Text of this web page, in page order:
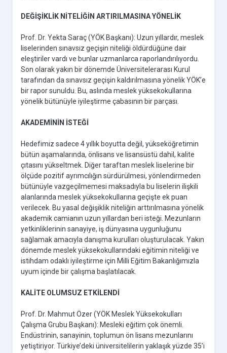
DEĞİŞİKLİK NİTELİĞİN ARTIRILMASINA YÖNELİK
Prof. Dr. Yekta Saraç (YÖK Başkanı): Uzun yıllardır, meslek
liselerinden sınavsız geçişin niteliği öldürdüğüne dair
eleştiriler vardı ve bunlar uzmanlarca raporlandırılıyordu.
Son olarak yakın bir dönemde Üniversitelerarası Kurul
tarafından da sınavsız geçişin kaldırılmasına yönelik YÖK’e
bir rapor sunuldu. Bu, aslında meslek yüksekokullarına
yönelik bütünüyle iyileştirme çabasının bir parçası.
AKADEMİNİN İSTEĞİ
Hedefimiz sadece 4 yıllık boyutta değil, yükseköğretimin
bütün aşamalarında, önlisans ve lisansüstü dahil, kalite
çıtasını yükseltmek. Diğer taraftan meslek liselerine bir
ölçüde pozitif ayrımcılığın sürdürülmesi, yönlendirmeden
bütünüyle vazgeçilmemesi maksadıyla bu liselerin ilişkili
alanlarında meslek yüksekokullarına geçişte ek puan
verilecek. Bu yasal değişiklik niteliğin arttırılmasına yönelik
akademik camianın uzun yıllardan beri isteği. Mezunların
yetkinliklerinin sanayiye, iş dünyasına uygunluğunu
sağlamak amacıyla danışma kurulları oluşturulacak. Yakın
dönemde meslek yüksekokullarındaki eğitimin niteliği ve
istihdam odaklı iyileştirme için Milli Eğitim Bakanlığımızla
uyum içinde bir çalışma başlatılacak.
KALİTE OLUMSUZ ETKİLENDİ
Prof. Dr. Mahmut Özer (YÖK Meslek Yüksekokulları
Çalışma Grubu Başkanı): Mesleki eğitim çok önemli.
Endüstrinin, sanayinin, toplumun ön lisans mezunlarını
yetiştiriyor. Türkiye’deki üniversitelilerin yaklaşık yüzde 35’i